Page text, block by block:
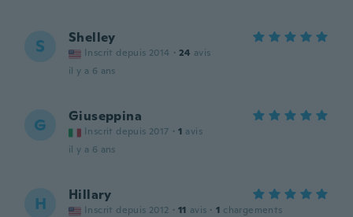
S Shelley
Inscrit depuis 2014 · 24 avis
il y a 6 ans
G Giuseppina
Inscrit depuis 2017 · 1 avis
il y a 6 ans
H Hillary
Inscrit depuis 2012 · 11 avis · 1 chargements